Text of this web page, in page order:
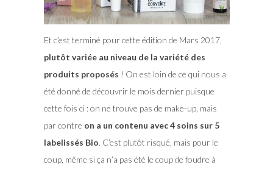
Et c’est terminé pour cette édition de Mars 2017,
plutôt variée au niveau de la variété des
produits proposés ! On est loin de ce qui nous a
été donné de découvrir le mois dernier puisque
cette fois ci : on ne trouve pas de make-up, mais
par contre on a un contenu avec 4 soins sur 5
labelissés Bio. C’est plutôt risqué, mais pour le
coup, même si ça n’a pas été le coup de foudre à